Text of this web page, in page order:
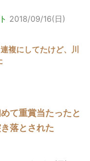
2018/09/16(日)
複にしてたけど、川
て重賞当たったと
落とされた